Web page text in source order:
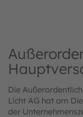
Die
Licht AG hat am
der